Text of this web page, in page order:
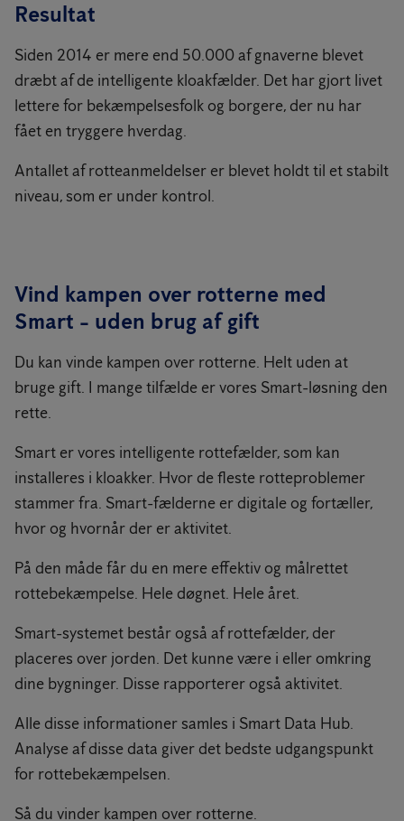
Resultat
Siden 2014 er mere end 50.000 af gnaverne blevet
dræbt af de intelligente kloakfælder. Det har gjort livet
lettere for bekæmpelsesfolk og borgere, der nu har
fået en tryggere hverdag.
Antallet af rotteanmeldelser er blevet holdt til et stabilt
niveau, som er under kontrol.
Vind kampen over rotterne med
Smart - uden brug af gift
Du kan vinde kampen over rotterne. Helt uden at
bruge gift. I mange tilfælde er vores Smart-løsning den
rette.
Smart er vores intelligente rottefælder, som kan
installeres i kloakker. Hvor de fleste rotteproblemer
stammer fra. Smart-fælderne er digitale og fortæller,
hvor og hvornår der er aktivitet.
På den måde får du en mere effektiv og målrettet
rottebekæmpelse. Hele døgnet. Hele året.
Smart-systemet består også af rottefælder, der
placeres over jorden. Det kunne være i eller omkring
dine bygninger. Disse rapporterer også aktivitet.
Alle disse informationer samles i Smart Data Hub.
Analyse af disse data giver det bedste udgangspunkt
for rottebekæmpelsen.
Så du vinder kampen over rotterne.